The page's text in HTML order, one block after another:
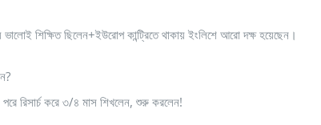
শিক্ষিত ছিলেন+ইউরোপ কান্ট্রিতে থাকায় ইংলিশে আরো দক্ষ হয়েছেন।
রিসার্চ করে ৩/৪ মাস শিখলেন, শুরু করলেন!